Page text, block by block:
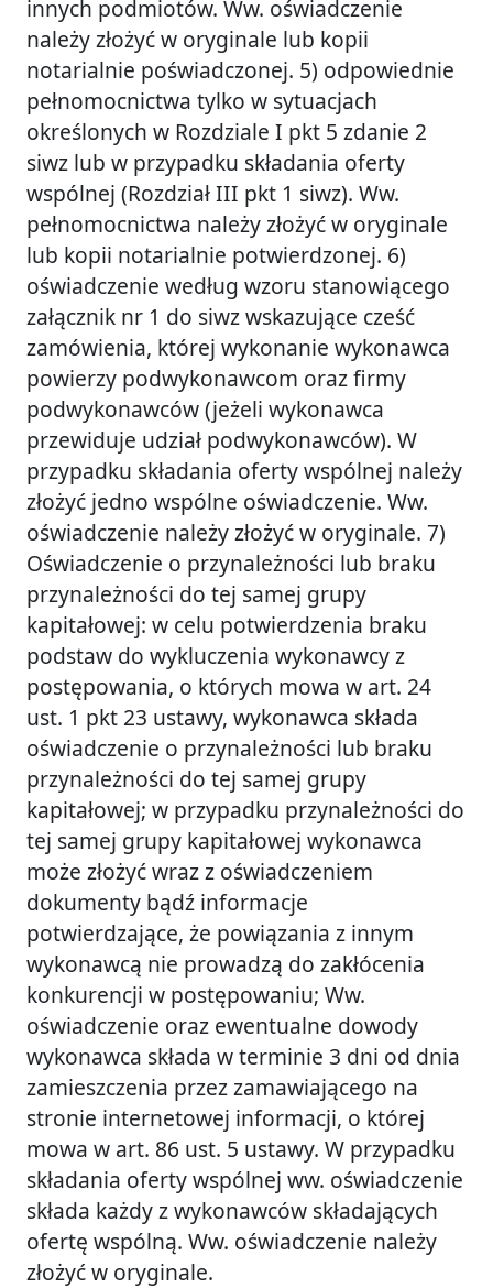
innych podmiotów. Ww. oświadczenie
należy złożyć w oryginale lub kopii
notarialnie poświadczonej. 5) odpowiednie
pełnomocnictwa tylko w sytuacjach
określonych w Rozdziale I pkt 5 zdanie 2
siwz lub w przypadku składania oferty
wspólnej (Rozdział III pkt 1 siwz). Ww.
pełnomocnictwa należy złożyć w oryginale
lub kopii notarialnie potwierdzonej. 6)
oświadczenie według wzoru stanowiącego
załącznik nr 1 do siwz wskazujące cześć
zamówienia, której wykonanie wykonawca
powierzy podwykonawcom oraz firmy
podwykonawców (jeżeli wykonawca
przewiduje udział podwykonawców). W
przypadku składania oferty wspólnej należy
złożyć jedno wspólne oświadczenie. Ww.
oświadczenie należy złożyć w oryginale. 7)
Oświadczenie o przynależności lub braku
przynależności do tej samej grupy
kapitałowej: w celu potwierdzenia braku
podstaw do wykluczenia wykonawcy z
postępowania, o których mowa w art. 24
ust. 1 pkt 23 ustawy, wykonawca składa
oświadczenie o przynależności lub braku
przynależności do tej samej grupy
kapitałowej; w przypadku przynależności do
tej samej grupy kapitałowej wykonawca
może złożyć wraz z oświadczeniem
dokumenty bądź informacje
potwierdzające, że powiązania z innym
wykonawcą nie prowadzą do zakłócenia
konkurencji w postępowaniu; Ww.
oświadczenie oraz ewentualne dowody
wykonawca składa w terminie 3 dni od dnia
zamieszczenia przez zamawiającego na
stronie internetowej informacji, o której
mowa w art. 86 ust. 5 ustawy. W przypadku
składania oferty wspólnej ww. oświadczenie
składa każdy z wykonawców składających
ofertę wspólną. Ww. oświadczenie należy
złożyć w oryginale.